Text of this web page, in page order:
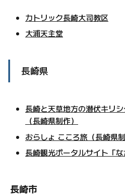
カトリック長崎大司教区
大浦天主堂
長崎県
長崎と天草地方の潜伏キリ
（長崎県制作）
おらしょ こころ旅（長崎県制
長崎観光ポータルサイト「な
長崎市